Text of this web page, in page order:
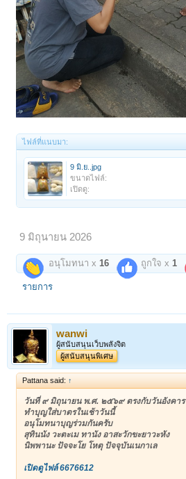
ไฟล์ที่แนบมา:
9 มิ.ย..jpg
ขนาดไฟล์:
เปิดดู:
9 มิถุนายน 2026
อนุโมทนา x 16 ถูกใจ x 1
รายการ
wanwi
ผู้สนับสนุนเว็บพลังจิต
ผู้สนับสนุนพิเศษ
Pattana said: ↑
วันที่ ๙ มิถุนายน พ.ศ. ๒๕๖๙ ตรงกับวันอังคา
ทำบุญใส่บาตรในเช้าวันนี้
อนุโมทนาบุญร่วมกันครับ
สุทินนัง วะตะเม ทานัง อาสะวักขะยาวะหัง
นิพพานะ ปัจจะโย โหตุ ปัจจุบันเนกาเล
เปิดดูไฟล์ 6676612